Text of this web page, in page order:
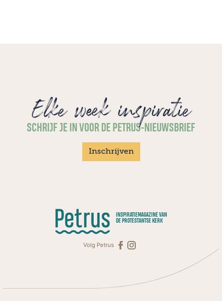
Elke week inspiratie
SCHRIJF JE IN VOOR DE PETRUS-NIEUWSBRIEF
Inschrijven
INSPIRATIEMAGAZINE VAN
DE PROTESTANTSE KERK
Volg Petrus